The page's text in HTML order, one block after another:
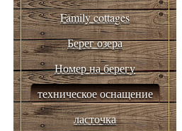
Family cottages
Берег озера
Номер на берегу
техническое оснащение
ласточка